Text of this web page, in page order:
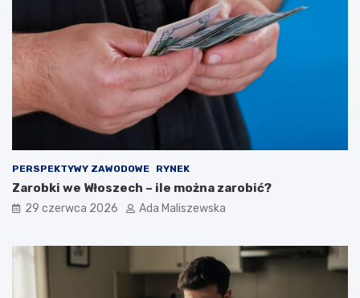
PERSPEKTYWY ZAWODOWE RYNEK
Zarobki we Włoszech – ile można zarobić?
29 czerwca 2026 Ada Maliszewska